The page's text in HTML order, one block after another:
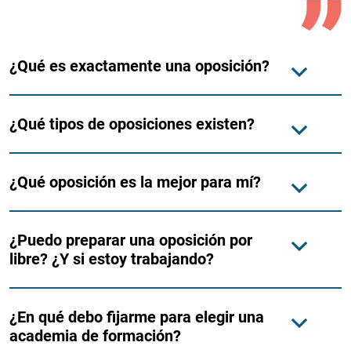
¿Qué es exactamente una oposición?
¿Qué tipos de oposiciones existen?
¿Qué oposición es la mejor para mí?
¿Puedo preparar una oposición por
libre? ¿Y si estoy trabajando?
¿En qué debo fijarme para elegir una
academia de formación?